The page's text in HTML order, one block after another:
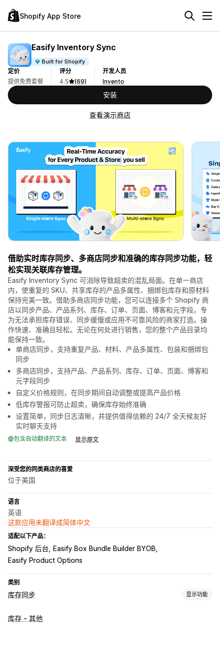
Shopify App Store
Easify Inventory Sync
Built for Shopify
定价
提供免费套餐
评分
4.5
(69)
开发人员
Invento
安装
查看演示商店
借助实时库存同步、多商店同步和准确的库存同步功能，轻
松实现关联库存管理。
Easify Inventory Sync 可消除导致超卖的混乱局面。在单一商店
内，使重复的 SKU、共享库存的产品多属性、捆绑包库存和原材料
保持完美一致。借助多商店同步功能，您可以连接多个 Shopify 商
店以同步产品、产品系列、库存、订单、页面、博客和元字段。专
为无法承担库存错误、同步缓慢或应用不可靠风险的商家打造。操
作快速、准确且轻松。无论在何处进行销售，您的整个产品目录均
能保持一致。
单商店同步，支持重复产品、材料、产品多属性、包装和捆绑包
同步
多商店同步，支持产品、产品系列、库存、订单、页面、博客和
元字段同步
自定义价格规则，在同步期间自动调整或提高产品价格
低库存警报可防止超卖，确保库存始终准确
设置简单，同步日志清晰，并提供值得信赖的 24/7 全天候友好
实时聊天支持
包含自动翻译的文本 显示原文
深受您的同类商店的喜爱
位于美国
语言
英语
这款应用未翻译成简体中文
适配以下产品：
Shopify 后台
Easify Box Bundle Builder BYOB
Easify Product Options
类别
库存同步 显示功能
同步类型
库存 - 其他